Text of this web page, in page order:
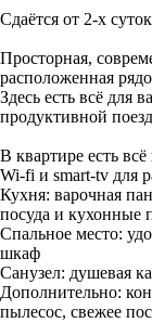
Сдаётся от 2-х
Просторная,
расположенная
Здесь есть всё для
продуктивной
В квартире есть
Wi-fi и smart-tv для
Кухня: варочная
посуда и кухонные
Спальное место:
шкаф
Санузел: душевая
Дополнительно:
пылесос, свежее